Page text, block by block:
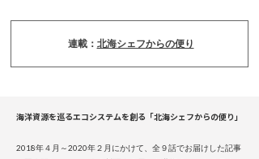
連載： 北海シェフからの便り
海洋資源を巡るエコシステムを創る「北海シェフからの便り」
2018年４月～2020年２月にかけて、全９話でお届けした記事